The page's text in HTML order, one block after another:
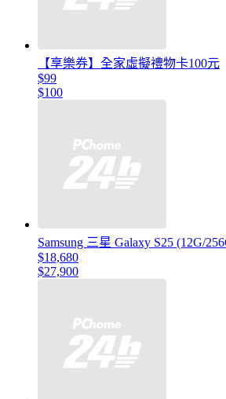
【享樂券】全家虛擬禮物卡100元
$99
$100
Samsung 三星 Galaxy S25 (12G/
$18,680
$27,900